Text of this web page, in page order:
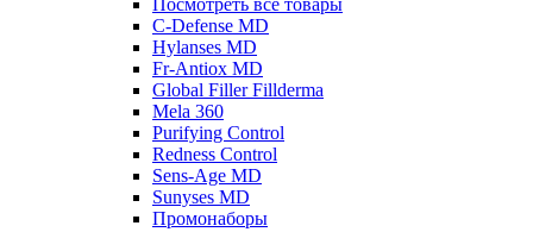
Посмотреть все товары
C-Defense MD
Hylanses MD
Fr‑Antiox MD
Global Filler Fillderma
Mela 360
Purifying Control
Redness Control
Sens-Age MD
Sunyses MD
Промонаборы